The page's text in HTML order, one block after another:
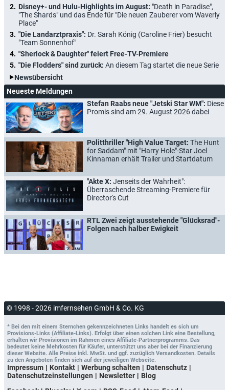
Disney+- und Hulu-Highlights im August: "Death in Paradise",
"The Shards" und das Ende für "Die neuen Zauberer vom Waverly
Place"
"Die Landarztpraxis": Dr. Sarah König (Caroline Frier) besucht
"Team Sonnenhof"
"Sherlock & Daughter" feiert Free-TV-Premiere
"Die Flodders" sind zurück: An diesem Tag startet die neue Serie
Newsübersicht
Neueste Meldungen
Stefan Raabs neue "Jetski Star WM": Diese
Promis sind am 29. August 2026 dabei
Politthriller "High Value Target: The Hunt
for Saddam" mit "Harry Hole"-Star Joel
Kinnaman erhält Trailer und Startdatum
"Akte X: Jenseits der Wahrheit":
Überraschende Streaming-Premiere für
Director's Cut
RTL Zwei zeigt ausstehende "Glücksrad"-
Folgen nach halber Ewigkeit
© 1998 - 2026 imfernsehen GmbH & Co. KG
* Bei den mit einem Sternchen gekennzeichneten Links handelt es sich um
Provisions-Links (Affiliate-Links). Erfolgt über einen solchen Link eine Bestellung,
erhalten wir Provisionen im Rahmen eines Affiliate-Partnerprogramms. Das
bedeutet keine Mehrkosten für Käufer, unterstützt uns aber bei der Finanzierung
dieser Website. Alle Preise inkl. MwSt. und ggf. zuzüglich Versandkosten. Details
zu den Angeboten finden sich auf der jeweiligen Webseite.
Impressum Kontakt Werbung schalten
Datenschutz
Datenschutzeinstellungen
Newsletter
Blog